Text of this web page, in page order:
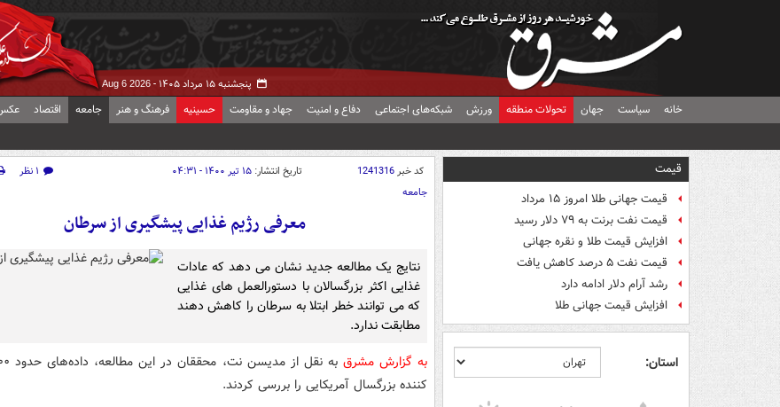
پنجشنبه ۱۵ مرداد ۱۴۰۵ - Aug 6 2026
خانه سیاست جهان تحولات منطقه ورزش شبکه‌های اجتماعی دفاع و امنیت جهاد و مقاومت حسینیه فرهنگ و هنر جامعه اقتصاد
قیمت
قیمت جهانی طلا امروز ۱۵ مرداد
قیمت نفت برنت به ۷۹ دلار رسید
افزایش قیمت طلا و نقره جهانی
قیمت نفت ۵ درصد کاهش یافت
رشد آرام دلار ادامه دارد
افزایش قیمت جهانی طلا
استان:
کد خبر1241316 تاریخ انتشار: ۱۵ تیر ۱۴۰۰ - ۰۴:۳۱ ۱ نظر
جامعه
معرفی رژیم غذایی پیشگیری از سرطان
نتایج یک مطالعه جدید نشان می دهد که عادات
غذایی اکثر بزرگسالان با دستورالعمل های غذایی
که می توانند خطر ابتلا به سرطان را کاهش دهند
مطابقت ندارد.
به گزارش مشرق
کننده بزرگسال آمریکایی را بررسی کردند.